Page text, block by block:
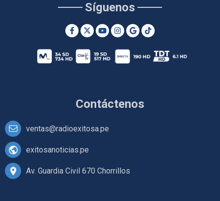
Contáctenos
ventas@radioexitosa.pe
exitosanoticias.pe
Av. Guardia Civil 670 Chorrillos
Síguenos